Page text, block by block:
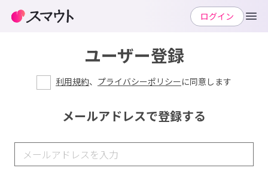
ユーザー登録
利用規約、 プライバシーポリシーに同意します
メールアドレスで登録する
ログイン